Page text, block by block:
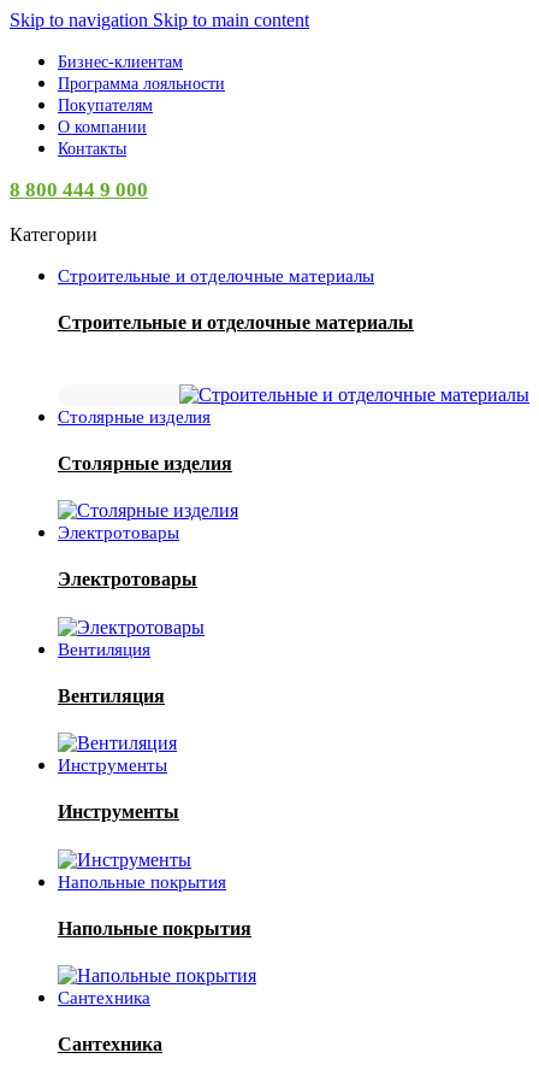
Skip to navigation Skip to main content
Бизнес-клиентам
Программа лояльности
Покупателям
О компании
Контакты
8 800 444 9 000
Категории
Строительные и отделочные материалы
Строительные и отделочные материалы
Столярные изделия
Столярные изделия
Электротовары
Электротовары
Вентиляция
Вентиляция
Инструменты
Инструменты
Напольные покрытия
Напольные покрытия
Сантехника
Сантехника